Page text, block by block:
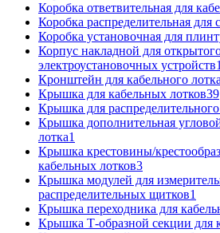
Коробка ответвительная для
Коробка распределительная для
Коробка установочная для
Корпус накладной для
электроустановочных устройств1
Кронштейн для кабельного лотка
Крышка для кабельных лотков39
Крышка для
Крышка дополнительная
лотка1
Крышка крестовины/
кабельных лотков3
Крышка модулей для
распределительных щитков1
Крышка переходника для
Крышка Т-образной секции для